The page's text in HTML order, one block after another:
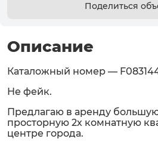
Поделиться
Описание
Каталожный номер —
Не фейк.
Предлагаю в аренду
просторную 2х комнатную
центре города.